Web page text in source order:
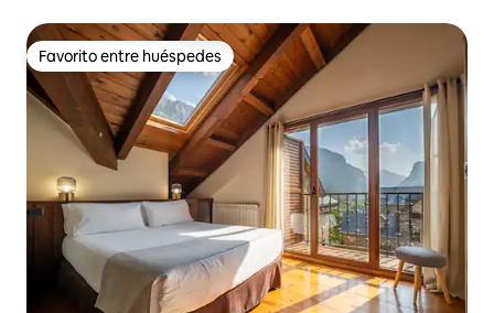
Favorito entre huéspedes
Favorito entre huéspedes